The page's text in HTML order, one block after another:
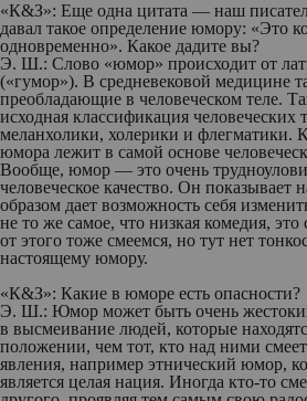
«К&З»: Еще одна цитата — наш
давал такое определение юмору: «Это
одновременно». Какое дадите вы?
Э. Ш.: Слово «юмор» происходит от
(«гумор»). В средневековой медицине
преобладающие в человеческом теле.
исходная классификация человеческих
меланхолики, холерики и флегматики.
юмора лежит в самой основе
Вообще, юмор — это очень
человеческое качество. Он показывает
образом дает возможность себя
не то же самое, что низкая комедия,
от этого тоже смеемся, но тут нет
настоящему юмору.
«К&З»: Какие в юморе есть опасности?
Э. Ш.: Юмор может быть очень
в высмеивание людей, которые
положении, чем тот, кто над ними
явления, например этнический юмор,
является целая нация. Иногда кто-то